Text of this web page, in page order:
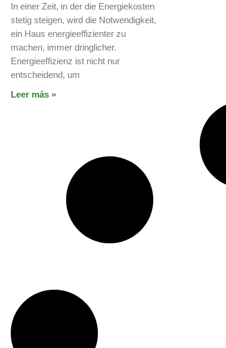
In einer Zeit, in der die Energiekosten
stetig steigen, wird die Notwendigkeit,
ein Haus energieeffizienter zu
machen, immer dringlicher.
Energieeffizienz ist nicht nur
entscheidend, um
Leer más »